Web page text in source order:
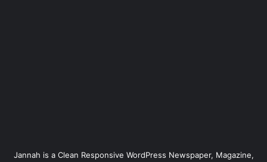
Jannah is a Clean Responsive WordPress Newspaper, Magazine,